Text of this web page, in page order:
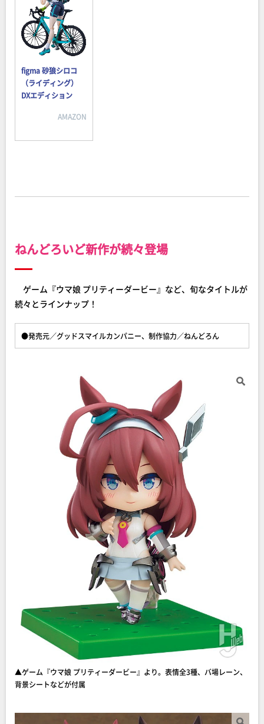
figma 砂狼シロコ
（ライディング）
DXエディション
AMAZON
ねんどろいど新作が続々登場
ゲーム『ウマ娘 プリティーダービー』など、旬なタイトルが
続々とラインナップ！
●発売元／グッドスマイルカンパニー、制作協力／ねんどろん
▲ゲーム『ウマ娘 プリティーダービー』より。表情全3種、バ場レーン、
背景シートなどが付属